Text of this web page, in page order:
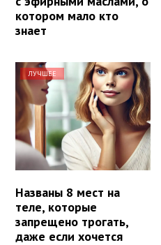
котором мало кто
знает
ЛУЧШЕЕ
Названы 8 мест на
теле, которые
запрещено трогать,
даже если хочется